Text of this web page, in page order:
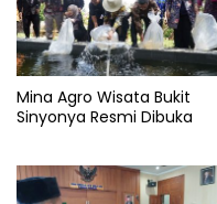
Mina Agro Wisata Bukit
Sinyonya Resmi Dibuka